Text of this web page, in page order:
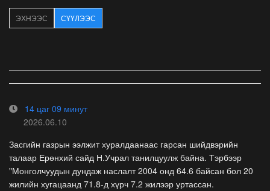
ЭХНЭЭС СҮҮЛЭЭС
14 цаг 09 минут
2026.06.10
Засгийн газрын ээлжит хуралдаанаас гарсан шийдвэрийн
талаар Ерөнхий сайд Н.Учрал танилцуулж байна. Тэрбээр
"Монголчуудын дундаж наслалт 2004 онд 64.6 байсан бол 20
жилийн хугацаанд 71.8-д хүрч 7.2 жилээр уртассан.